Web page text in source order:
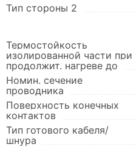
Тип стороны 2
Термостойкость
изолированной части при
продолжит. нагреве до
Номин. сечение
проводника
Поверхность конечных
контактов
Тип готового кабеля/
шнура